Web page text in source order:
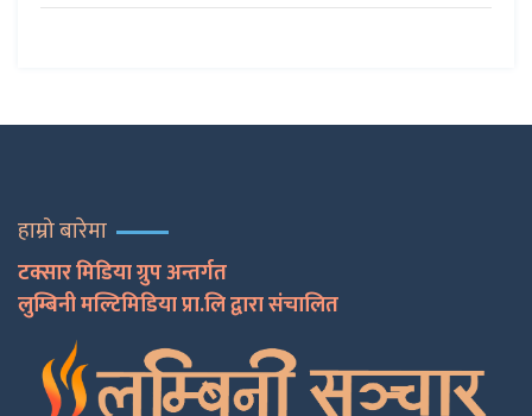
हाम्रो बारेमा
टक्सार मिडिया ग्रुप अन्तर्गत
लुम्बिनी मल्टिमिडिया प्रा.लि द्वारा संचालित